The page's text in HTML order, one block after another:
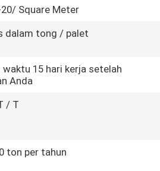
20/ Square Meter
dalam tong / palet
waktu 15 hari kerja setelah
Anda
/ T
ton per tahun